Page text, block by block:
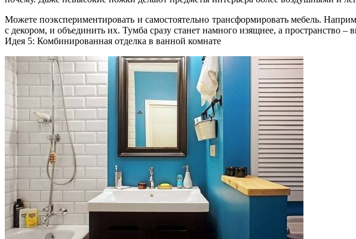
Можете поэкспериментировать и самостоятельно трансформировать мебель.
с декором, и объединить их. Тумба сразу станет намного изящнее, а пространство –
Идея 5: Комбинированная отделка в ванной комнате